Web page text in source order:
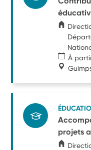
À
projets